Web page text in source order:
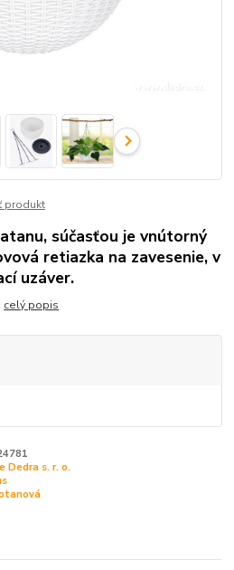
produkt
súčasťou je vnútorný
retiazka na zavesenie, v
uzáver.
celý popis
Dedra s. r. o.